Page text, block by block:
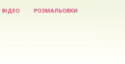
ВІДЕО РОЗМАЛЬОВКИ